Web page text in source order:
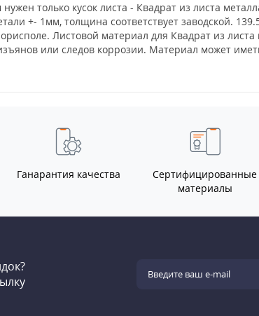
только кусок листа - Квадрат из листа
+- 1мм, толщина соответствует заводской.
Листовой материал для Квадрат из
изъянов или следов коррозии. Материал может
Ганарантия качества
Сертифицированные
материалы